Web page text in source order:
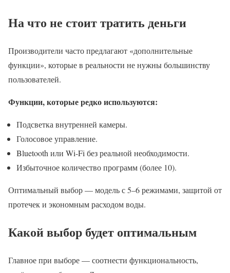
На что не стоит тратить деньги
Производители часто предлагают «дополнительные
функции», которые в реальности не нужны большинству
пользователей.
Функции, которые редко используются:
Подсветка внутренней камеры.
Голосовое управление.
Bluetooth или Wi-Fi без реальной необходимости.
Избыточное количество программ (более 10).
Оптимальный выбор — модель с 5–6 режимами, защитой от
протечек и экономным расходом воды.
Какой выбор будет оптимальным
Главное при выборе — соотнести функциональность,